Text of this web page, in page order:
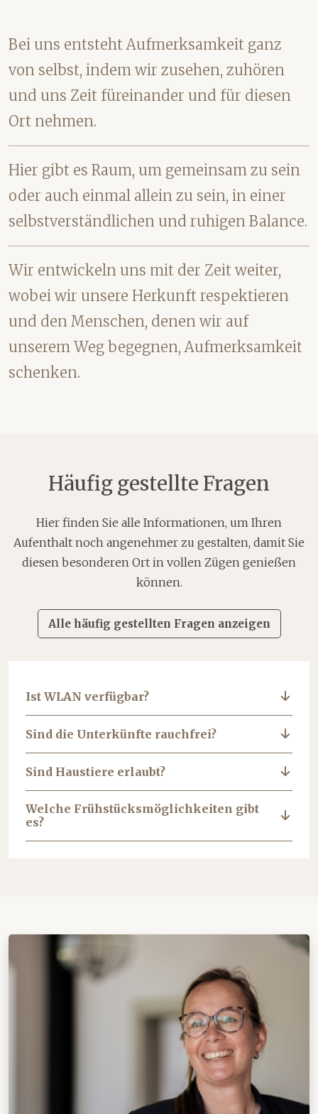
Bei uns entsteht Aufmerksamkeit ganz
von selbst, indem wir zusehen, zuhören
und uns Zeit füreinander und für diesen
Ort nehmen.
Hier gibt es Raum, um gemeinsam zu sein
oder auch einmal allein zu sein, in einer
selbstverständlichen und ruhigen Balance.
Wir entwickeln uns mit der Zeit weiter,
wobei wir unsere Herkunft respektieren
und den Menschen, denen wir auf
unserem Weg begegnen, Aufmerksamkeit
schenken.
Häufig gestellte Fragen
Hier finden Sie alle Informationen, um Ihren
Aufenthalt noch angenehmer zu gestalten, damit Sie
diesen besonderen Ort in vollen Zügen genießen
können.
Alle häufig gestellten Fragen anzeigen
Ist WLAN verfügbar?
Sind die Unterkünfte rauchfrei?
Sind Haustiere erlaubt?
Welche Frühstücksmöglichkeiten gibt
es?